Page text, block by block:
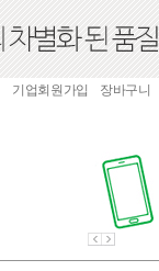
기업회원가입 장바구니